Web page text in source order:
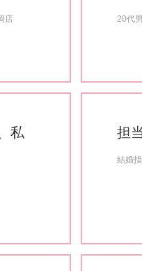
店 20代
私
担
結婚